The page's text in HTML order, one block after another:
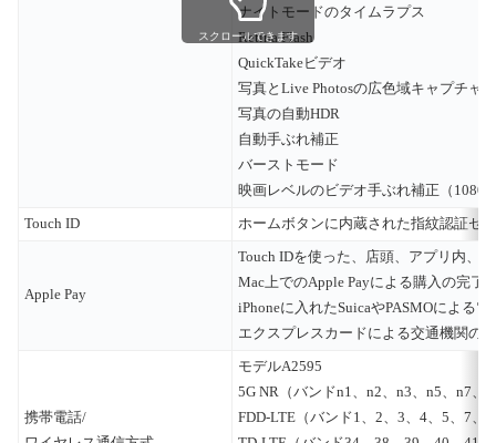
ナイトモードのタイムラプス
Retina Flash
QuickTakeビデオ
写真とLive Photosの広色域キャプチャ
写真の自動HDR
自動手ぶれ補正
バーストモード
映画レベルのビデオ手ぶれ補正（1080p
Touch ID ホームボタンに内蔵された指紋認証セ
Apple Pay
Touch IDを使った、店頭、アプリ内、
Mac上でのApple Payによる購入の完了
iPhoneに入れたSuicaやPASMOによる
エクスプレスカードによる交通機関の
携帯電話/
モデルA2595
5G NR（バンドn1、n2、n3、n5、n7、
FDD‑LTE（バンド1、2、3、4、5、7
スクロールできます